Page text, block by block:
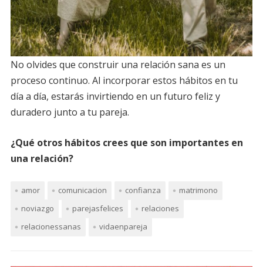
No olvides que construir una relación sana es un
proceso continuo. Al incorporar estos hábitos en tu
día a día, estarás invirtiendo en un futuro feliz y
duradero junto a tu pareja.
¿Qué otros hábitos crees que son importantes en
una relación?
amor comunicacion confianza
matrimono
noviazgo
parejasfelices
relaciones
relacionessanas
vidaenpareja